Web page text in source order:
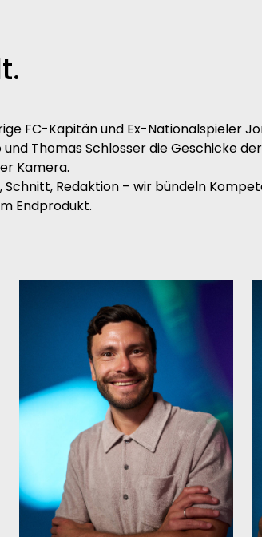
FC-Kapitän und Ex-Nationalspieler
Thomas Schlosser die Geschicke
Kamera.
Redaktion – wir bündeln
Endprodukt.